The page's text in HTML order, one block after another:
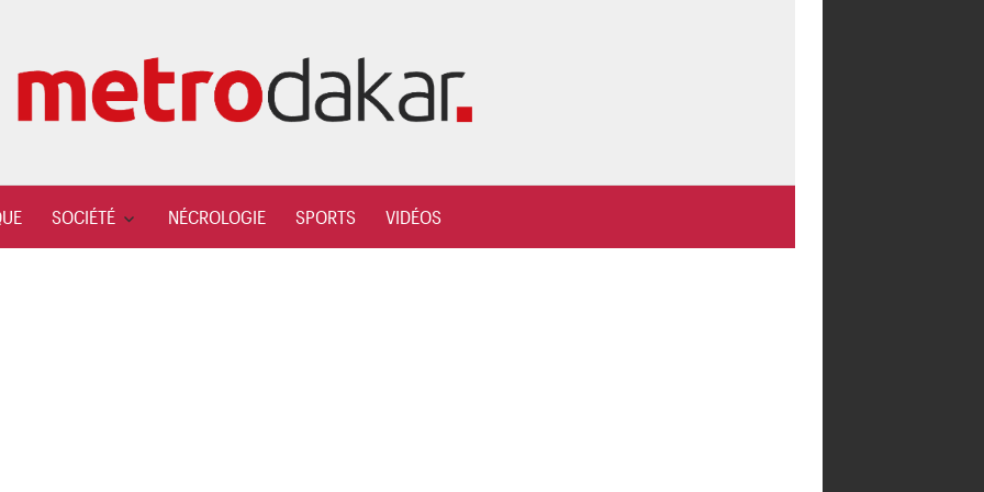
SOCIÉTÉ NÉCROLOGIE SPORTS VIDÉOS